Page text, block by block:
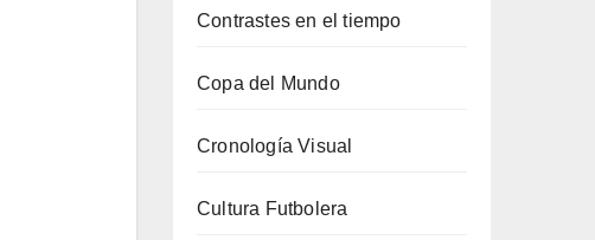
Contrastes en el tiempo
Copa del Mundo
Cronología Visual
Cultura Futbolera